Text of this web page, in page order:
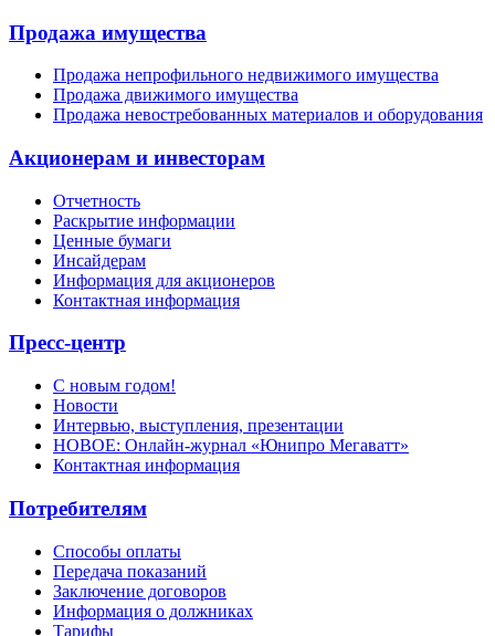
Продажа имущества
Продажа непрофильного недвижимого имущества
Продажа движимого имущества
Продажа невостребованных материалов и оборудования
Акционерам и инвесторам
Отчетность
Раскрытие информации
Ценные бумаги
Инсайдерам
Информация для акционеров
Контактная информация
Пресс-центр
С новым годом!
Новости
Интервью, выступления, презентации
НОВОЕ: Онлайн-журнал «Юнипро Мегаватт»
Контактная информация
Потребителям
Способы оплаты
Передача показаний
Заключение договоров
Информация о должниках
Тарифы